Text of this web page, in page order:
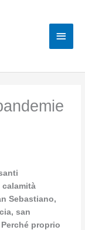
calamità
Sebastiano,
san
proprio